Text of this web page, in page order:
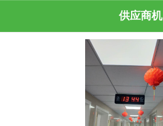
供应商机